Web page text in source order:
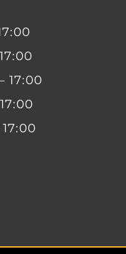
17:00